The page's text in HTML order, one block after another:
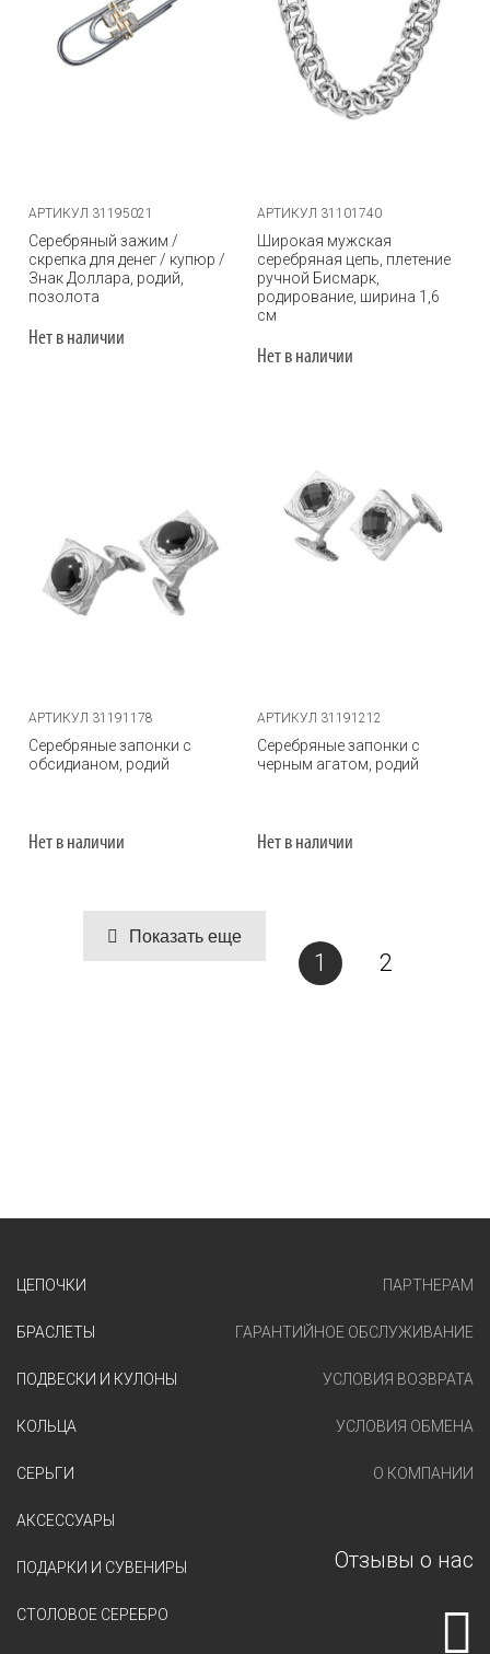
АРТИКУЛ 31195021
Серебряный зажим /
скрепка для денег / купюр /
Знак Доллара, родий,
позолота
Нет в наличии
АРТИКУЛ 31101740
Широкая мужская
серебряная цепь, плетение
ручной Бисмарк,
родирование, ширина 1,6
см
Нет в наличии
АРТИКУЛ 31191178
Серебряные запонки с
обсидианом, родий
Нет в наличии
АРТИКУЛ 31191212
Серебряные запонки с
черным агатом, родий
Нет в наличии
Показать еще
1 2
ЦЕПОЧКИ
БРАСЛЕТЫ
ПОДВЕСКИ И КУЛОНЫ
КОЛЬЦА
СЕРЬГИ
АКСЕССУАРЫ
ПОДАРКИ И СУВЕНИРЫ
СТОЛОВОЕ СЕРЕБРО
ПАРТНЕРАМ
ГАРАНТИЙНОЕ ОБСЛУЖИВАНИЕ
УСЛОВИЯ ВОЗВРАТА
УСЛОВИЯ ОБМЕНА
О КОМПАНИИ
Отзывы о нас